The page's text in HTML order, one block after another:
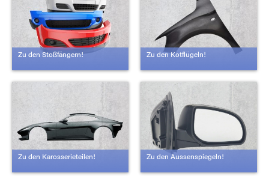
Zu den Stoßfängern! Zu den Kotflügeln!
Zu den Karosserieteilen! Zu den Aussenspiegeln!